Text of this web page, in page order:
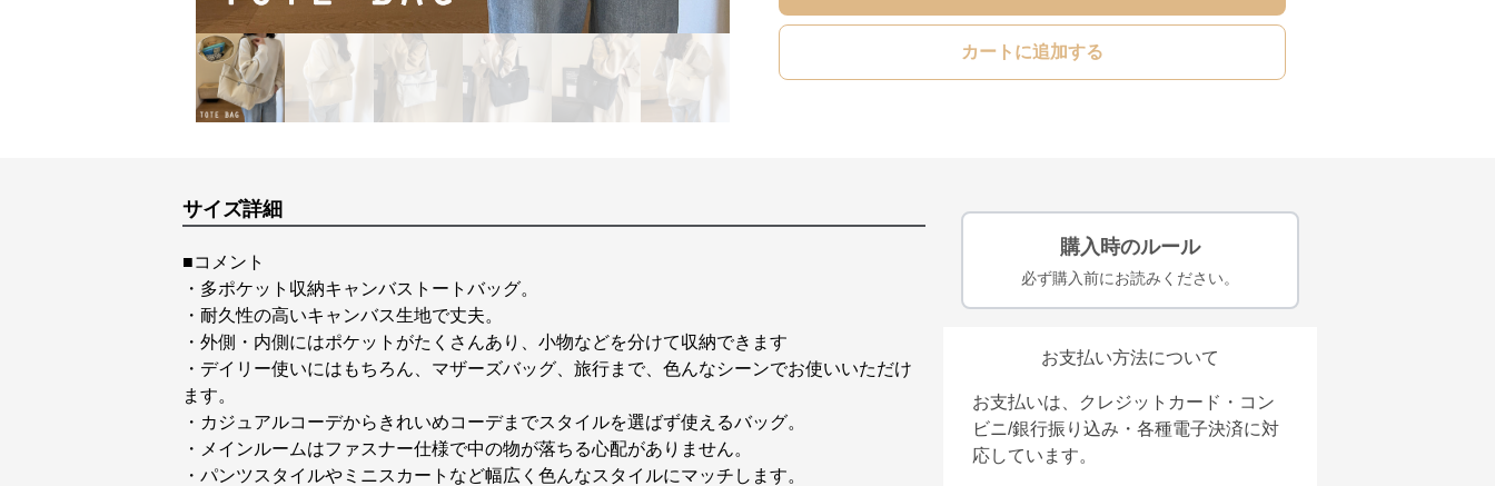
カートに追加する
サイズ詳細
■コメント
・多ポケット収納キャンバストートバッグ。
・耐久性の高いキャンバス生地で丈夫。
・外側・内側にはポケットがたくさんあり、小物などを分けて収納できます
・デイリー使いにはもちろん、マザーズバッグ、旅行まで、色んなシーンでお使いいただけ
ます。
・カジュアルコーデからきれいめコーデまでスタイルを選ばず使えるバッグ。
・メインルームはファスナー仕様で中の物が落ちる心配がありません。
・パンツスタイルやミニスカートなど幅広く色んなスタイルにマッチします。
購入時のルール
必ず購入前にお読みください。
お支払い方法について
お支払いは、クレジットカード・コン
ビニ/銀行振り込み・各種電子決済に対
応しています。